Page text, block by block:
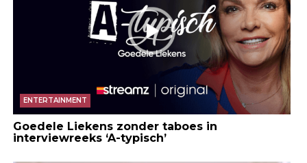
ENTERTAINMENT
Goedele Liekens zonder taboes in
interviewreeks ‘A-typisch’